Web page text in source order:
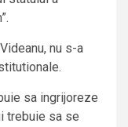
nu s-a
sa ingrijoreze
trebuie sa se